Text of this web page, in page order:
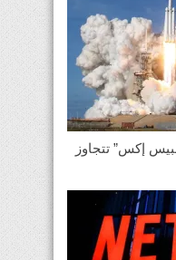
إكس” تتجاوز